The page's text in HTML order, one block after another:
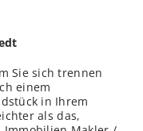
Sie sich trennen
einem
in Ihrem
als das,